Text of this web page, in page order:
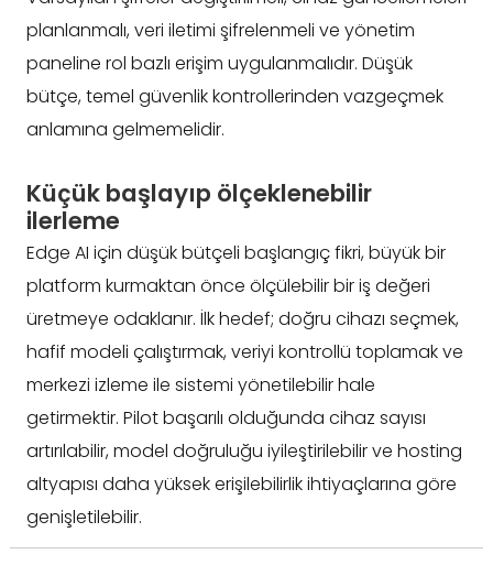
planlanmalı, veri iletimi şifrelenmeli ve yönetim
paneline rol bazlı erişim uygulanmalıdır. Düşük
bütçe, temel güvenlik kontrollerinden vazgeçmek
anlamına gelmemelidir.
Küçük başlayıp ölçeklenebilir
ilerleme
Edge AI için düşük bütçeli başlangıç fikri, büyük bir
platform kurmaktan önce ölçülebilir bir iş değeri
üretmeye odaklanır. İlk hedef; doğru cihazı seçmek,
hafif modeli çalıştırmak, veriyi kontrollü toplamak ve
merkezi izleme ile sistemi yönetilebilir hale
getirmektir. Pilot başarılı olduğunda cihaz sayısı
artırılabilir, model doğruluğu iyileştirilebilir ve hosting
altyapısı daha yüksek erişilebilirlik ihtiyaçlarına göre
genişletilebilir.